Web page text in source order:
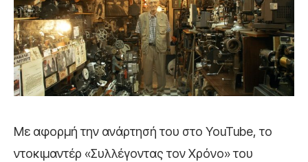
Με αφορμή την ανάρτησή του στο YouTube, το
ντοκιμαντέρ «Συλλέγοντας τον Χρόνο» του